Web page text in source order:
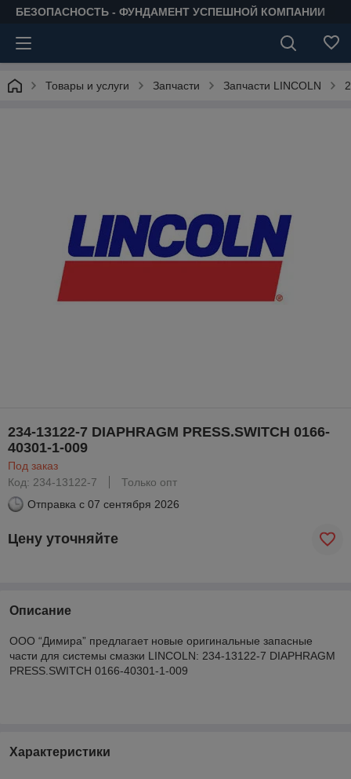
БЕЗОПАСНОСТЬ - ФУНДАМЕНТ УСПЕШНОЙ КОМПАНИИ
Товары и услуги Запчасти Запчасти LINCOLN
234-13122-7 DIAPHRAGM PRESS.SWITCH 0166-
40301-1-009
Под заказ
Код: 234-13122-7
Только опт
Отправка с 07 сентября 2026
Цену уточняйте
Описание
ООО “Димира” предлагает новые оригинальные запасные
части для системы смазки LINCOLN: 234-13122-7 DIAPHRAGM
PRESS.SWITCH 0166-40301-1-009
Характеристики